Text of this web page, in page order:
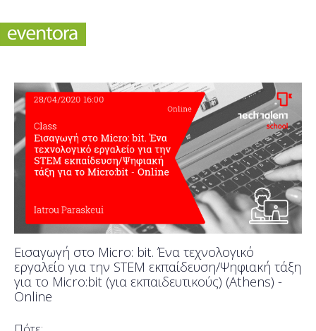
Εισαγωγή στο Micro: bit. Ένα τεχνολογικό
εργαλείο για την STEM εκπαίδευση/Ψηφιακή τάξη
για το Micro:bit (για εκπαιδευτικούς) (Athens) -
Online